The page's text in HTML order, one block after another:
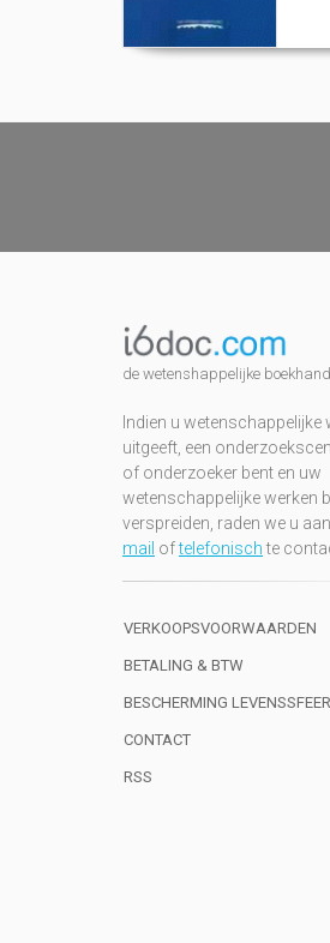
de wetenshappelijke
Indien u wetenschappelijke
uitgeeft, een
of onderzoeker bent en uw
wetenschappelijke werken
verspreiden, raden we u
mail oftelefonischte
VERKOOPSVOORWAARDEN
BETALING & BTW
BESCHERMING LEVENSSFEER
CONTACT
RSS